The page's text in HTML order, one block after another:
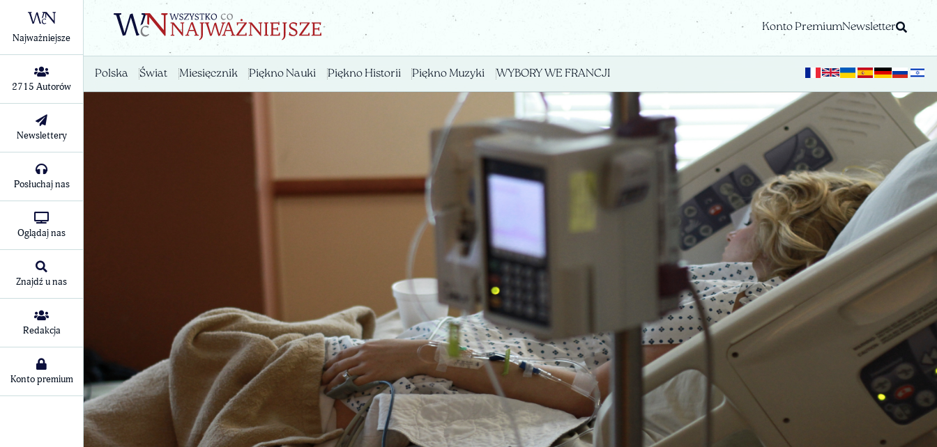
Konto PremiumNewsletter
Polska Świat Miesięcznik Piękno Nauki Piękno Historii Piękno Muzyki WYBORY WE FRANCJI
Najważniejsze
2715 Autorów
Newslettery
Posłuchaj nas
Oglądaj nas
Znajdź u nas
Redakcja
Konto premium